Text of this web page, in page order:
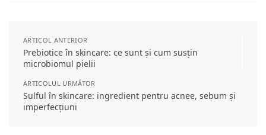
ARTICOL ANTERIOR
Prebiotice în skincare: ce sunt și cum susțin
microbiomul pielii
ARTICOLUL URMĂTOR
Sulful în skincare: ingredient pentru acnee, sebum și
imperfecțiuni